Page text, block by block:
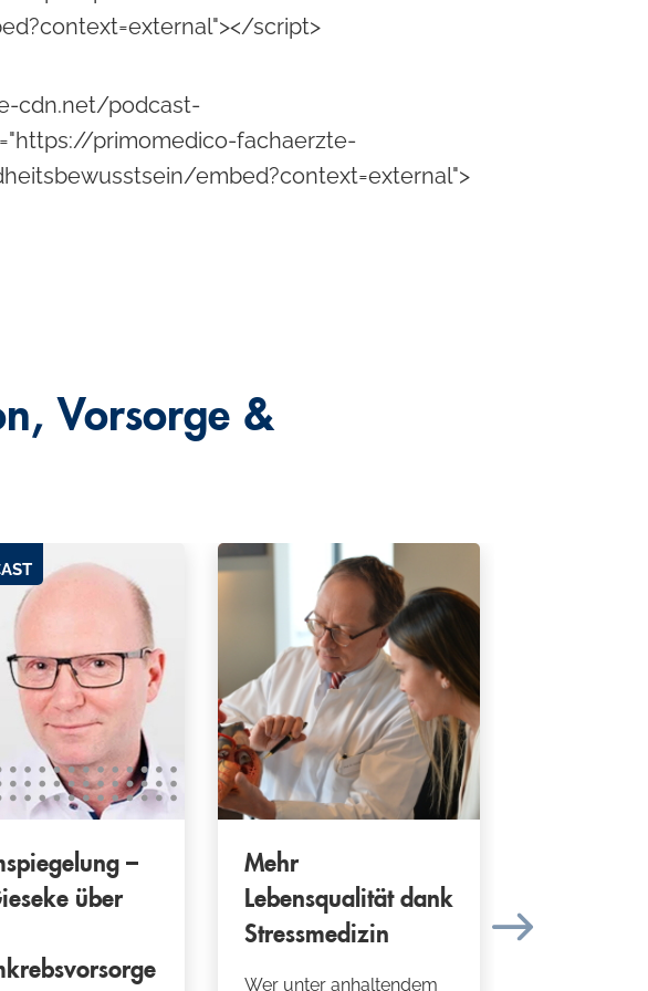
script>
cdn.net/podcast-
primomedico-fachaerzte-
embed?context=external">
Vorsorge &
–
über
Mehr
Lebensqualität dank
Stressmedizin
Wer unter anhaltendem